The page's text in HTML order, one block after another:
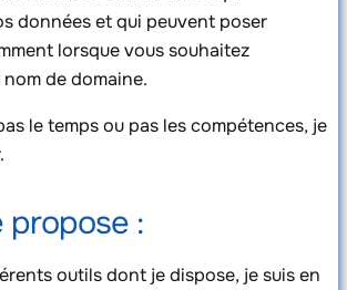
données et qui peuvent poser
lorsque vous souhaitez
de domaine.
le temps ou pas les compétences, je
propose :
outils dont je dispose, je suis en